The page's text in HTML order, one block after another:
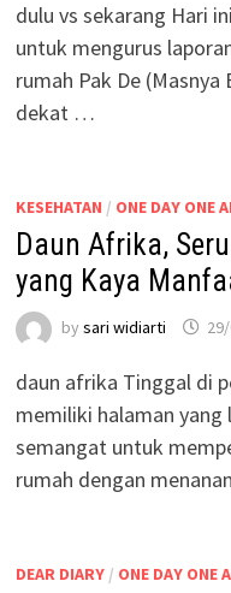
dulu vs sekarang Hari
untuk mengurus
rumah Pak De (Masnya
dekat …
KESEHATAN / ONE DAY ONE
Daun Afrika,
yang Kaya
by sari widiarti
daun afrika Tinggal di
memiliki halaman
semangat untuk
rumah dengan
DEAR DIARY/ ONE DAY ONE